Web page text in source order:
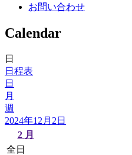
お問い合わせ
Calendar
日
日程表
日
月
週
2024年12月2日
2 月
全日